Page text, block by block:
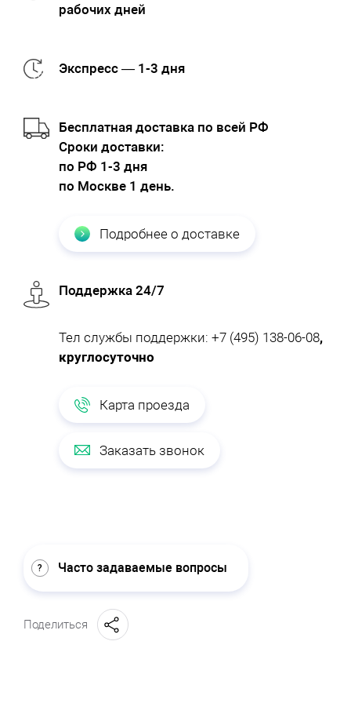
рабочих дней
Экспресс — 1-3 дня
Бесплатная доставка по всей РФ
Cроки доставки:
по РФ 1-3 дня
по Москве 1 день.
Подробнее о доставке
Поддержка 24/7
Тел службы поддержки: +7 (495) 138-06-08,
круглосуточно
Карта проезда
Заказать звонок
Часто задаваемые вопросы
Поделиться